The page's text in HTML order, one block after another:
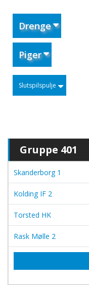
Drenge
Piger
Slutspilspulje
Gruppe 401
Skanderborg 1
Kolding IF 2
Torsted HK
Rask Mølle 2